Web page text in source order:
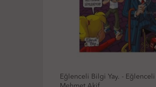
Tarih Milli Şairimiz Yuva -